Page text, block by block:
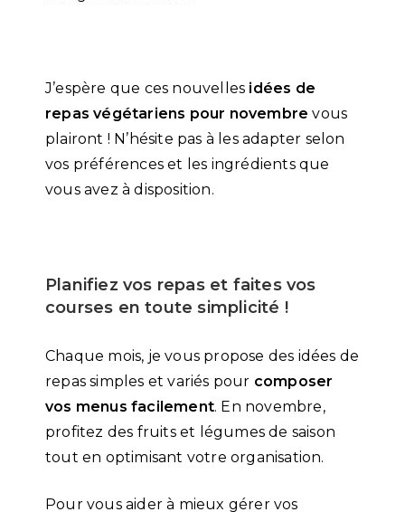
J’espère que ces nouvelles idées de
repas végétariens pour novembrevous
plairont ! N’hésite pas à les adapter selon
vos préférences et les ingrédients que
vous avez à disposition.
Planifiez vos repas et faites vos
courses en toute simplicité !
Chaque mois, je vous propose des idées de
repas simples et variés pour composer
vos menus facilement. En novembre,
profitez des fruits et légumes de saison
tout en optimisant votre organisation.
Pour vous aider à mieux gérer vos